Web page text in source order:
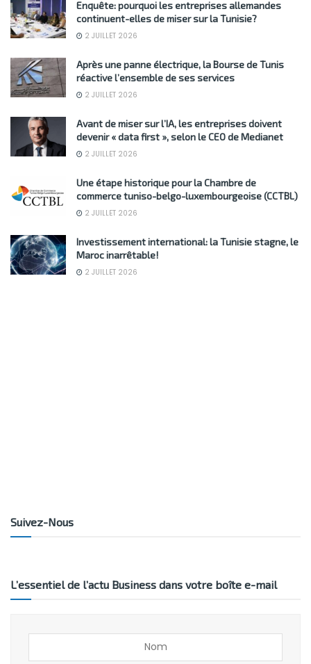
Enquête: pourquoi les entreprises allemandes
continuent-elles de miser sur la Tunisie?
2 JUILLET 2026
Après une panne électrique, la Bourse de Tunis
réactive l’ensemble de ses services
2 JUILLET 2026
Avant de miser sur l’IA, les entreprises doivent
devenir « data first », selon le CEO de Medianet
2 JUILLET 2026
Une étape historique pour la Chambre de
commerce tuniso-belgo-luxembourgeoise (CCTBL)
2 JUILLET 2026
Investissement international: la Tunisie stagne, le
Maroc inarrêtable!
2 JUILLET 2026
Suivez-Nous
L’essentiel de l’actu Business dans votre boîte e-mail